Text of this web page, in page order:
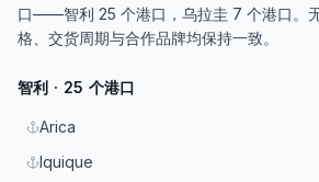
口——智利 25 个港口，乌拉圭 7 个港口。
格、交货周期与合作品牌均保持一致。
智利 · 25 个港口
Arica
Iquique